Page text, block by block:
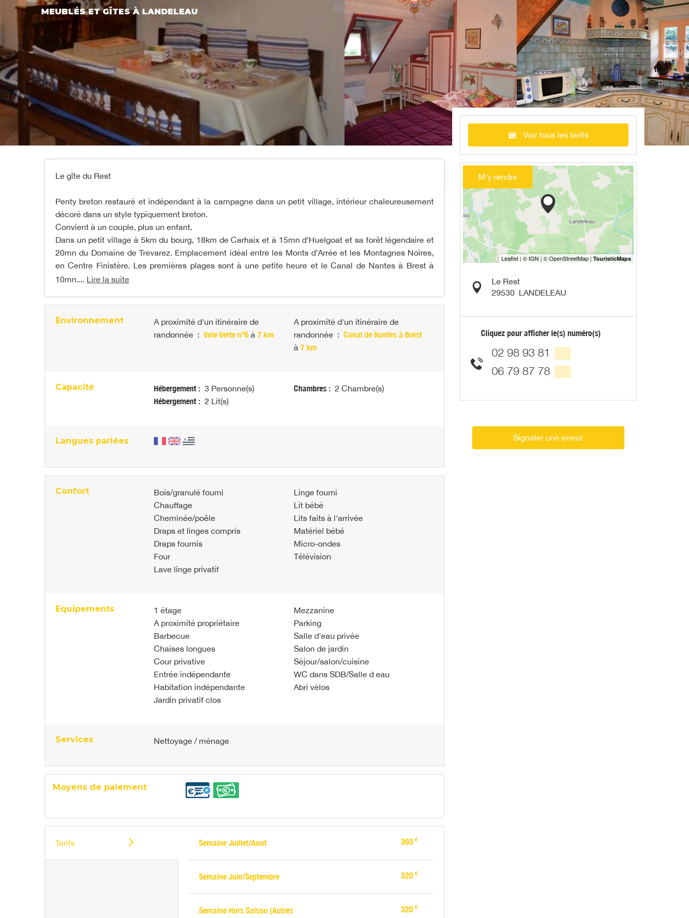
MEUBLÉS ET GÎTES À LANDELEAU
Le gîte du Rest
Penty breton restauré et indépendant à la campagne dans un petit village, intérieur chaleureusement
décoré dans un style typiquement breton.
Convient à un couple, plus un enfant.
Dans un petit village à 5km du bourg, 18km de Carhaix et à 15mn d’Huelgoat et sa forêt légendaire et
20mn du Domaine de Trevarez. Emplacement idéal entre les Monts d’Arrée et les Montagnes Noires,
en Centre Finistère. Les premières plages sont à une petite heure et le Canal de Nantes à Brest à
10mn.... Lire la suite
Environnement
A proximité d'un itinéraire de
randonnée : Voie Verte n°6 à 7 km
A proximité d'un itinéraire de
randonnée : Canal de Nantes à Brest
à 7 km
Capacité Hébergement : 3 Personne(s) Chambres : 2 Chambre(s)
Hébergement : 2 Lit(s)
Langues parlées
Confort
Bois/granulé fourni
Chauffage
Cheminée/poêle
Draps et linges compris
Draps fournis
Four
Lave linge privatif
Linge fourni
Lit bébé
Lits faits à l'arrivée
Matériel bébé
Micro-ondes
Télévision
Equipements
1 étage
A proximité propriétaire
Barbecue
Chaises longues
Cour privative
Entrée indépendante
Habitation indépendante
Jardin privatif clos
Mezzanine
Parking
Salle d'eau privée
Salon de jardin
Séjour/salon/cuisine
WC dans SDB/Salle d eau
Abri vélos
Services Nettoyage / ménage
Moyens de paiement
Tarifs Semaine Juillet/Aout 360 €
Semaine Juin/Septembre 320 €
Semaine Hors Saison (Autres 320 €
Voir tous les tarifs
M'y rendre
Le Rest
29530 LANDELEAU
Cliquez pour afficher le(s) numéro(s)
02 98 93 81 ▒▒
06 79 87 78 ▒▒
Signaler une erreur